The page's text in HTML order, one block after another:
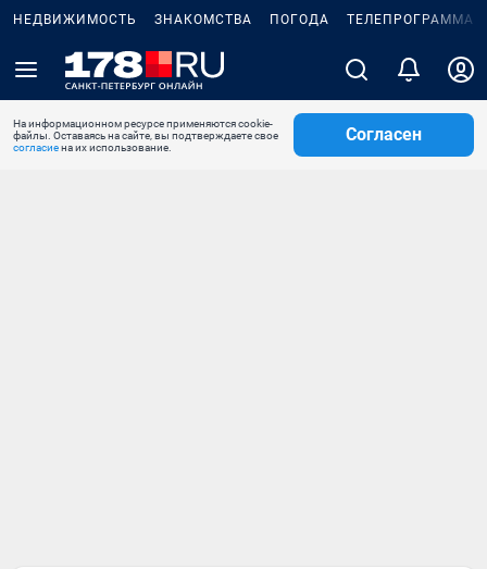
НЕДВИЖИМОСТЬ ЗНАКОМСТВА ПОГОДА ТЕЛЕПРОГРАММА
На информационном ресурсе применяются cookie-
файлы. Оставаясь на сайте, вы подтверждаете свое
согласиена их использование.
Согласен